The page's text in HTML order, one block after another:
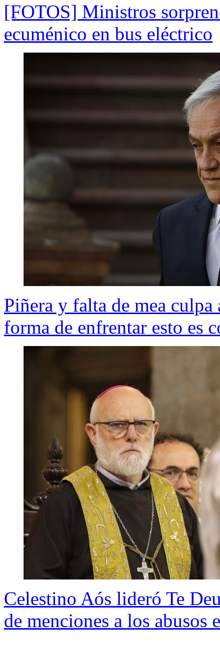
[FOTOS] Ministros
ecuménico en bus eléctrico
Piñera y falta de mea
forma de enfrentar esto es
Celestino Aós lideró Te
de menciones a los abusos